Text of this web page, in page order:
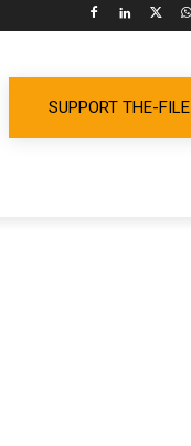
SUPPORT THE-FILE